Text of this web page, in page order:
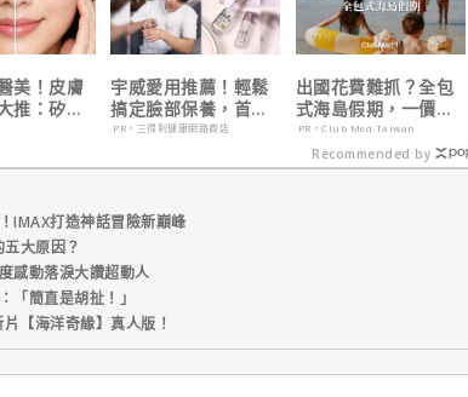
美！皮膚
推：矽谷
膚由內而
宇威愛用推薦！輕鬆
搞定臉部保養，首購
只要$390
PR・三得利健康網路商店
出國花費難抓？全包
式海島假期，一價搞
定食宿玩樂，省錢更
省心！
PR・Club Med Taiwan
Recommended by
IMAX打造神話冒險新巔峰
大原因？
感動落淚大讚超動人
「簡直是胡扯！」
【海洋奇緣】真人版！